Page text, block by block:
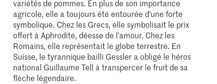
variétés de pommes. En plus de son importance
agricole, elle a toujours été entourée d'une forte
symbolique. Chez les Grecs, elle symbolisait le prix
offert à Aphrodite, déesse de l'amour. Chez les
Romains, elle représentait le globe terrestre. En
Suisse, le tyrannique bailli Gessler a obligé le héros
national Guillaume Tell à transpercer le fruit de sa
flèche légendaire.